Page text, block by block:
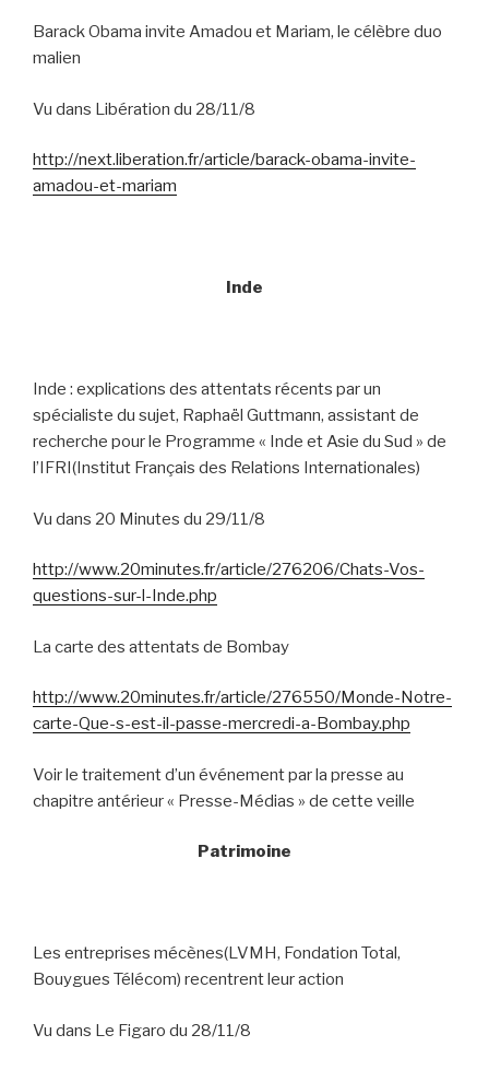
Barack Obama invite Amadou et Mariam, le célèbre duo
malien
Vu dans Libération du 28/11/8
http://next.liberation.fr/article/barack-obama-invite-
amadou-et-mariam
Inde
Inde : explications des attentats récents par un
spécialiste du sujet, Raphaël Guttmann, assistant de
recherche pour le Programme « Inde et Asie du Sud » de
l’IFRI(Institut Français des Relations Internationales)
Vu dans 20 Minutes du 29/11/8
http://www.20minutes.fr/article/276206/Chats-Vos-
questions-sur-l-Inde.php
La carte des attentats de Bombay
http://www.20minutes.fr/article/276550/Monde-Notre-
carte-Que-s-est-il-passe-mercredi-a-Bombay.php
Voir le traitement d’un événement par la presse au
chapitre antérieur « Presse-Médias » de cette veille
Patrimoine
Les entreprises mécènes(LVMH, Fondation Total,
Bouygues Télécom) recentrent leur action
Vu dans Le Figaro du 28/11/8